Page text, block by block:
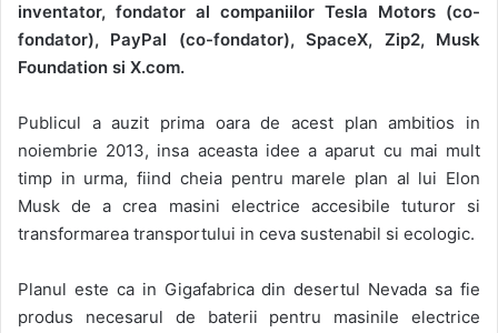
inventator, fondator al companiilor Tesla Motors (co-
fondator), PayPal (co-fondator), SpaceX, Zip2, Musk
Foundation si X.com.
Publicul a auzit prima oara de acest plan ambitios in
noiembrie 2013, insa aceasta idee a aparut cu mai mult
timp in urma, fiind cheia pentru marele plan al lui Elon
Musk de a crea masini electrice accesibile tuturor si
transformarea transportului in ceva sustenabil si ecologic.
Planul este ca in Gigafabrica din desertul Nevada sa fie
produs necesarul de baterii pentru masinile electrice